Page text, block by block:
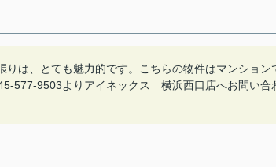
りは、とても魅力的です。こちらの物件はマンション
577-9503よりアイネックス 横浜西口店へお問い合